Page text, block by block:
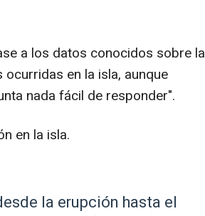
a los datos conocidos sobre la
en la isla, aunque
nada fácil de responder".
en la isla.
la erupción hasta el